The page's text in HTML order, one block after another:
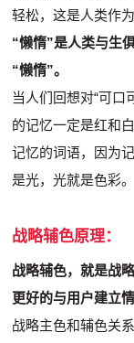
轻松，这是人类作
“懒惰”是人类与生
“懒惰”。
当人们回想对“可口
的记忆一定是红和
记忆的词语，因为
是光，光就是色彩。
战略辅色原理：
战略辅色，就是战
更好的与用户建立情
战略主色和辅色关